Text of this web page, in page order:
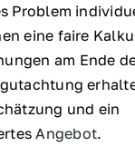
Problem
eine faire
am Ende
und ein
Angebot.